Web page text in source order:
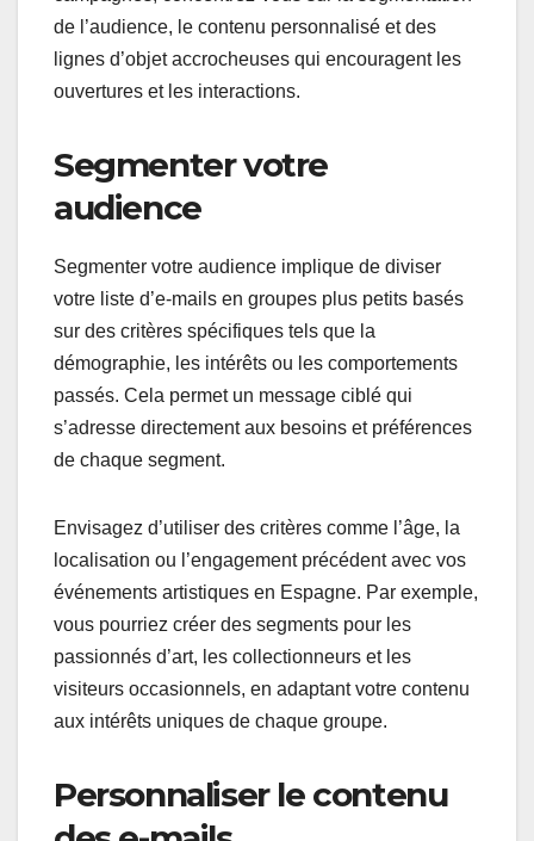
de l’audience, le contenu personnalisé et des
lignes d’objet accrocheuses qui encouragent les
ouvertures et les interactions.
Segmenter votre
audience
Segmenter votre audience implique de diviser
votre liste d’e-mails en groupes plus petits basés
sur des critères spécifiques tels que la
démographie, les intérêts ou les comportements
passés. Cela permet un message ciblé qui
s’adresse directement aux besoins et préférences
de chaque segment.
Envisagez d’utiliser des critères comme l’âge, la
localisation ou l’engagement précédent avec vos
événements artistiques en Espagne. Par exemple,
vous pourriez créer des segments pour les
passionnés d’art, les collectionneurs et les
visiteurs occasionnels, en adaptant votre contenu
aux intérêts uniques de chaque groupe.
Personnaliser le contenu